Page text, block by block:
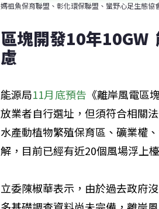
媽祖魚保育聯盟、彰化環保聯盟、蠻野心足生態
區塊開發10年10GW
慮
能源局11月底預告 《離岸風電區
放業者自行選址，但須符合相關
水產動植物繁殖保育區、礦業權
解，目前已經有近20個風場浮上
立委陳椒華表示，由於過去政府